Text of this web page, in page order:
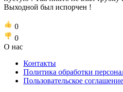
Выходной был испорчен !
0
0
О нас
Контакты
Политика обработки
Пользовательское соглашение